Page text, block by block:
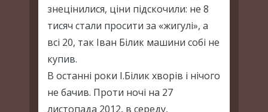
знецінилися, ціни підскочили: не 8
тисяч стали просити за «жигулі», а
всі 20, так Іван Білик машини собі не
купив.
В останні роки І.Білик хворів і нічого
не бачив. Проти ночі на 27
листопада 2012, в середу,